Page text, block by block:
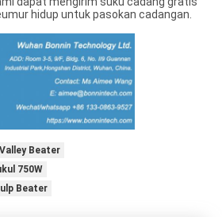
hidup untuk pasokan cadangan.
Beater
750W
Beater